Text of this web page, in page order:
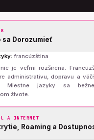
sa Dorozumieť
: francúzština
je veľmi rozšírená.
administratívu, dopravu a
Miestne jazyky sa
živote.
A INTERNET
Roaming a